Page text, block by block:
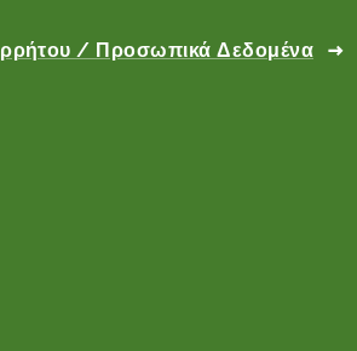
/ Προσωπικά Δεδομένα